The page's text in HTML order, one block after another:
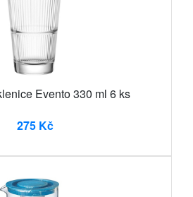
Evento 330 ml 6 ks
275 Kč